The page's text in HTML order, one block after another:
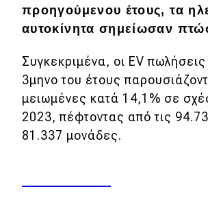
Πρωτότυπα
Κόσμος
Τεχνολογία
Ασφάλεια
Αγορά
προηγούμενου έτους, τα
αυτοκίνητα σημείωσαν
Συγκεκριμένα, οι EV
3μηνο του έτους
μειωμένες κατά 14,1% σε
2023, πέφτοντας από τις
81.337 μονάδες.